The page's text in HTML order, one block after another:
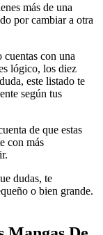
más de una
por cambiar a otra
con una
lógico, los diez
este listado te
según tus
de que estas
con más
dudas, te
o bien grande.